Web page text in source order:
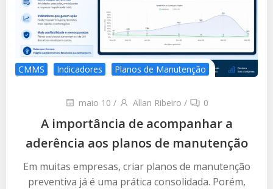
CMMS Indicadores Planos de Manutenção
maio 10 / Allan Ribeiro / 0
A importância de acompanhar a
aderência aos planos de manutenção
Em muitas empresas, criar planos de manutenção
preventiva já é uma prática consolidada. Porém,